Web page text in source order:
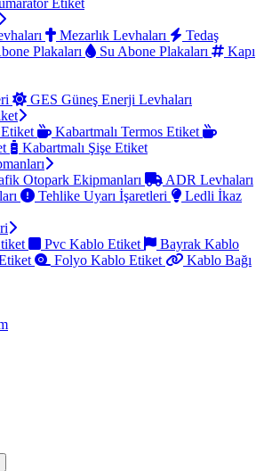
Etiket
Mezarlık Levhaları
Tedaş
Plakaları Su Abone Plakaları
Kapı
GES Güneş Enerji Levhaları
Kabartmalı Termos Etiket
Kabartmalı Şişe Etiket
Otopark Ekipmanları
ADR Levhaları
Tehlike Uyarı İşaretleri
Ledli İkaz
Pvc Kablo Etiket
Bayrak Kablo
Folyo Kablo Etiket
Kablo Bağı